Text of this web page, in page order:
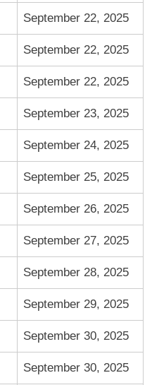
September 22, 2025
September 22, 2025
September 22, 2025
September 23, 2025
September 24, 2025
September 25, 2025
September 26, 2025
September 27, 2025
September 28, 2025
September 29, 2025
September 30, 2025
September 30, 2025